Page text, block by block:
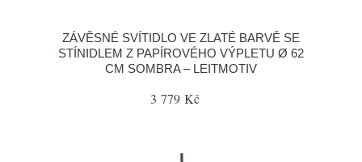
ZÁVĚSNÉ SVÍTIDLO VE ZLATÉ BARVĚ SE
STÍNIDLEM Z PAPÍROVÉHO VÝPLETU Ø 62
CM SOMBRA – LEITMOTIV
3 779 Kč